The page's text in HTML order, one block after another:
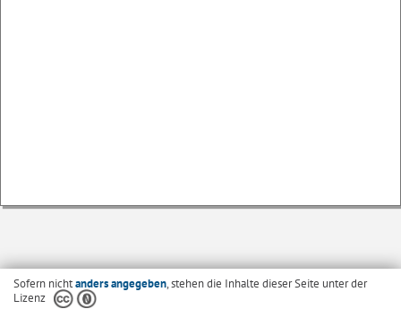
Sofern nichtanders angegeben, stehen die Inhalte dieser Seite unter der
Lizenz